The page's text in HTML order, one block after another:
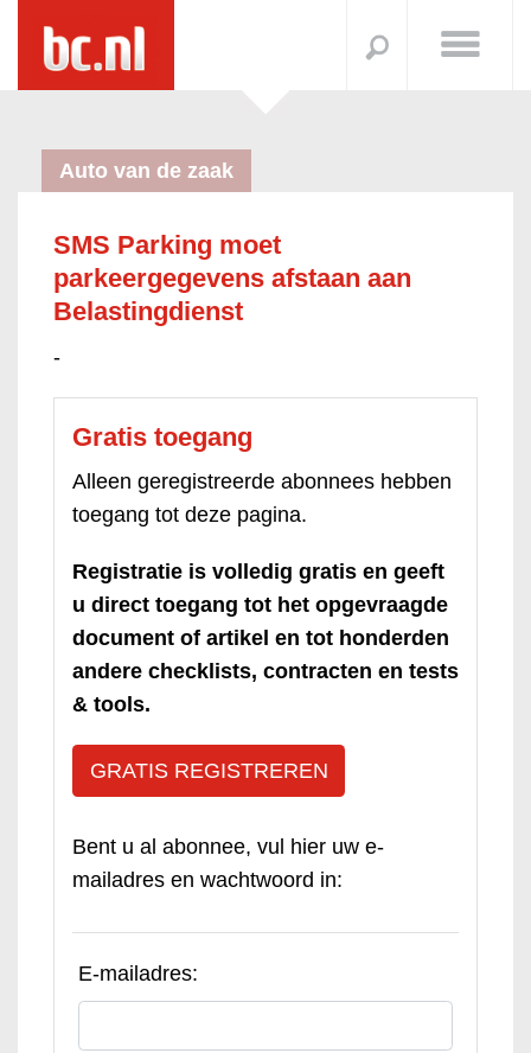
Auto van de zaak
SMS Parking moet
parkeergegevens afstaan aan
Belastingdienst
-
Gratis toegang
Alleen geregistreerde abonnees hebben
toegang tot deze pagina.
Registratie is volledig gratis en geeft
u direct toegang tot het opgevraagde
document of artikel en tot honderden
andere checklists, contracten en tests
& tools.
GRATIS REGISTREREN
Bent u al abonnee, vul hier uw e-
mailadres en wachtwoord in:
E-mailadres: